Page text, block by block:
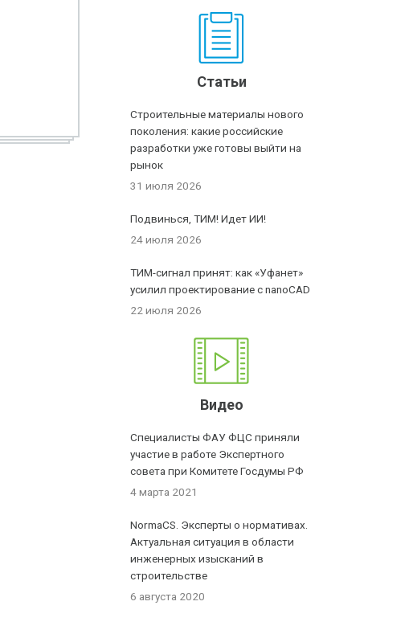
Статьи
Строительные материалы нового
поколения: какие российские
разработки уже готовы выйти на
рынок
31 июля 2026
Подвинься, ТИМ! Идет ИИ!
24 июля 2026
ТИМ-сигнал принят: как «Уфанет»
усилил проектирование с nanoCAD
22 июля 2026
Видео
Специалисты ФАУ ФЦС приняли
участие в работе Экспертного
совета при Комитете Госдумы РФ
4 марта 2021
NormaCS. Эксперты о нормативах.
Актуальная ситуация в области
инженерных изысканий в
строительстве
6 августа 2020